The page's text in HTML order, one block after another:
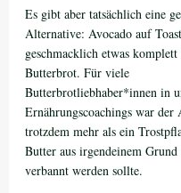
Es gibt aber tatsächlich eine
Alternative: Avocado auf
geschmacklich etwas komplett
Butterbrot. Für viele
Butterbrotliebhaber*innen in
Ernährungscoachings war der
trotzdem mehr als ein
Butter aus irgendeinem Grund
verbannt werden sollte.